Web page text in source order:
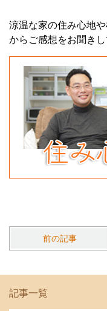
涼温な家の住み心地
からご感想をお聞き
前の記事
記事一覧